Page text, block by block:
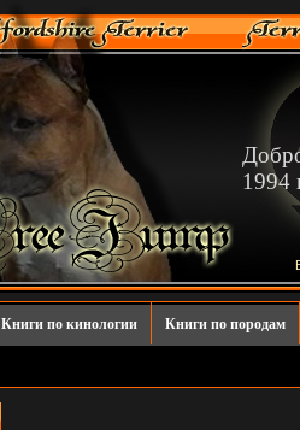
1994
Книги по кинологии Книги по породам